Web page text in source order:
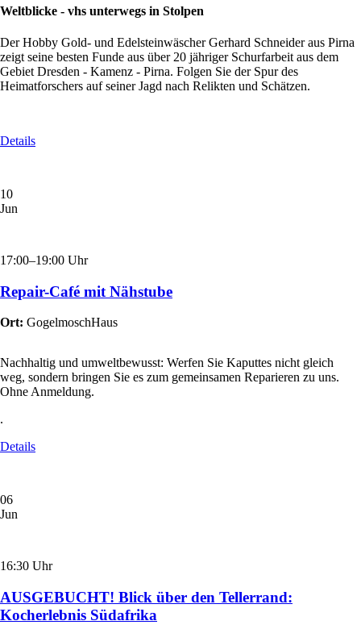
Weltblicke - vhs unterwegs in Stolpen
Der Hobby Gold- und Edelsteinwäscher Gerhard Schneider aus Pirna
zeigt seine besten Funde aus über 20 jähriger Schurfarbeit aus dem
Gebiet Dresden - Kamenz - Pirna. Folgen Sie der Spur des
Heimatforschers auf seiner Jagd nach Relikten und Schätzen.
Details
10
Jun
17:00–19:00 Uhr
Repair-Café mit Nähstube
Ort: GogelmoschHaus
Nachhaltig und umweltbewusst: Werfen Sie Kaputtes nicht gleich
weg, sondern bringen Sie es zum gemeinsamen Reparieren zu uns.
Ohne Anmeldung.
.
Details
06
Jun
16:30 Uhr
AUSGEBUCHT! Blick über den Tellerrand:
Kocherlebnis Südafrika